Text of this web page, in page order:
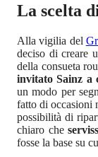
La scelta
Alla vigilia del
deciso di creare
della consueta
invitato Sainz a
un modo per
fatto di occasioni
possibilità di
chiaro che
fosse la base su